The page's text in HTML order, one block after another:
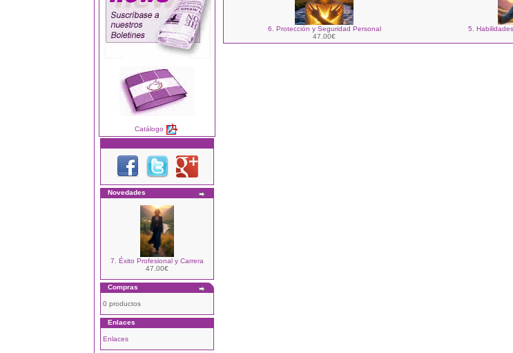
Catálogo
Novedades
7. Éxito Profesional y Carrera
47.00€
Compras
0 productos
Enlaces
Enlaces
6. Protección y Seguridad Personal
47.00€
5.